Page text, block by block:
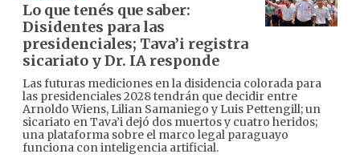
Lo que tenés que saber:
Disidentes para las
presidenciales; Tava’i registra
sicariato y Dr. IA responde
Las futuras mediciones en la disidencia colorada para
las presidenciales 2028 tendrán que decidir entre
Arnoldo Wiens, Lilian Samaniego y Luis Pettengill; un
sicariato en Tava’i dejó dos muertos y cuatro heridos;
una plataforma sobre el marco legal paraguayo
funciona con inteligencia artificial.